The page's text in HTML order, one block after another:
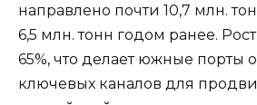
направлено почти 10,7 млн.
6,5 млн. тонн годом ранее.
65%, что делает южные порты
ключевых каналов для